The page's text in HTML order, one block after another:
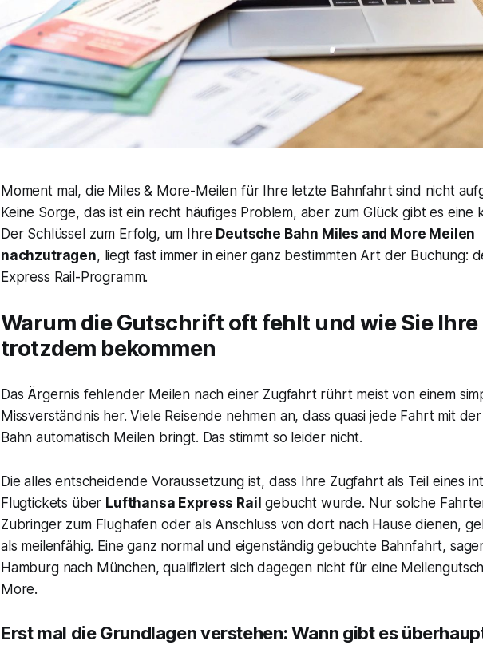
Moment mal, die Miles & More-Meilen für Ihre letzte Bahnfahrt sind nicht
Keine Sorge, das ist ein recht häufiges Problem, aber zum Glück gibt es eine
Der Schlüssel zum Erfolg, um Ihre Deutsche Bahn Miles and More Meilen
nachzutragen, liegt fast immer in einer ganz bestimmten Art der Buchung:
Express Rail-Programm.
Warum die Gutschrift oft fehlt und wie Sie Ihre
trotzdem bekommen
Das Ärgernis fehlender Meilen nach einer Zugfahrt rührt meist von einem
Missverständnis her. Viele Reisende nehmen an, dass quasi jede Fahrt mit
Bahn automatisch Meilen bringt. Das stimmt so leider nicht.
Die alles entscheidende Voraussetzung ist, dass Ihre Zugfahrt als Teil eines
Flugtickets über Lufthansa Express Rail gebucht wurde. Nur solche
Zubringer zum Flughafen oder als Anschluss von dort nach Hause dienen,
als meilenfähig. Eine ganz normal und eigenständig gebuchte Bahnfahrt,
Hamburg nach München, qualifiziert sich dagegen nicht für eine
More.
Erst mal die Grundlagen verstehen: Wann gibt es